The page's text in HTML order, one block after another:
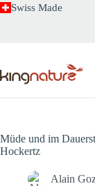
ZumSwiss Made
Müde und im
Hockertz
Alain